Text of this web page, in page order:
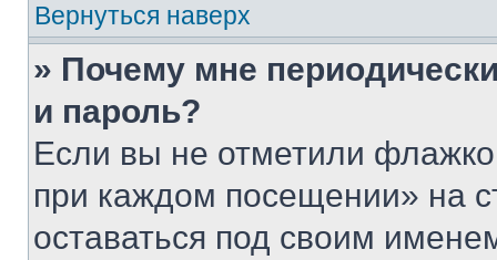
Вернуться наверх
» Почему мне
и пароль?
Если вы не отметили
при каждом посещении» на
оставаться под своим